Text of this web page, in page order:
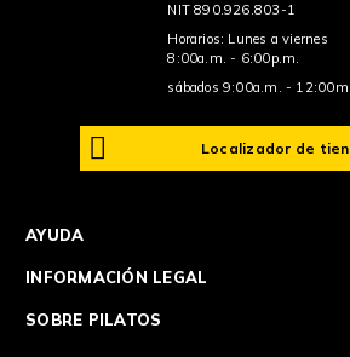
NIT 890.926.803-1
Horarios: Lunes a viernes
8:00a.m. - 6:00p.m.
sábados 9:00a.m. - 12:00m
Localizador de
AYUDA
INFORMACIÓN LEGAL
SOBRE PILATOS